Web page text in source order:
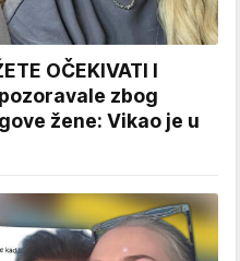
OČEKIVATI I
zbog
žene: Vikao je u